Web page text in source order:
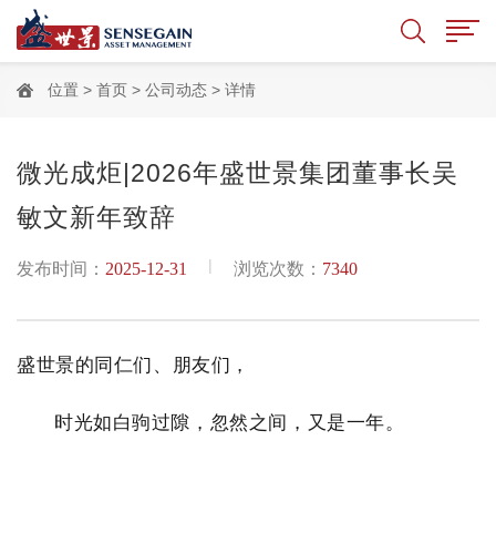
位置 > 首页 > 公司动态 > 详情
微光成炬|2026年盛世景集团董事长吴
敏文新年致辞
发布时间： 2025-12-31 | 浏览次数： 7340
盛世景的同仁们、朋友们，
时光如白驹过隙，忽然之间，又是一年。